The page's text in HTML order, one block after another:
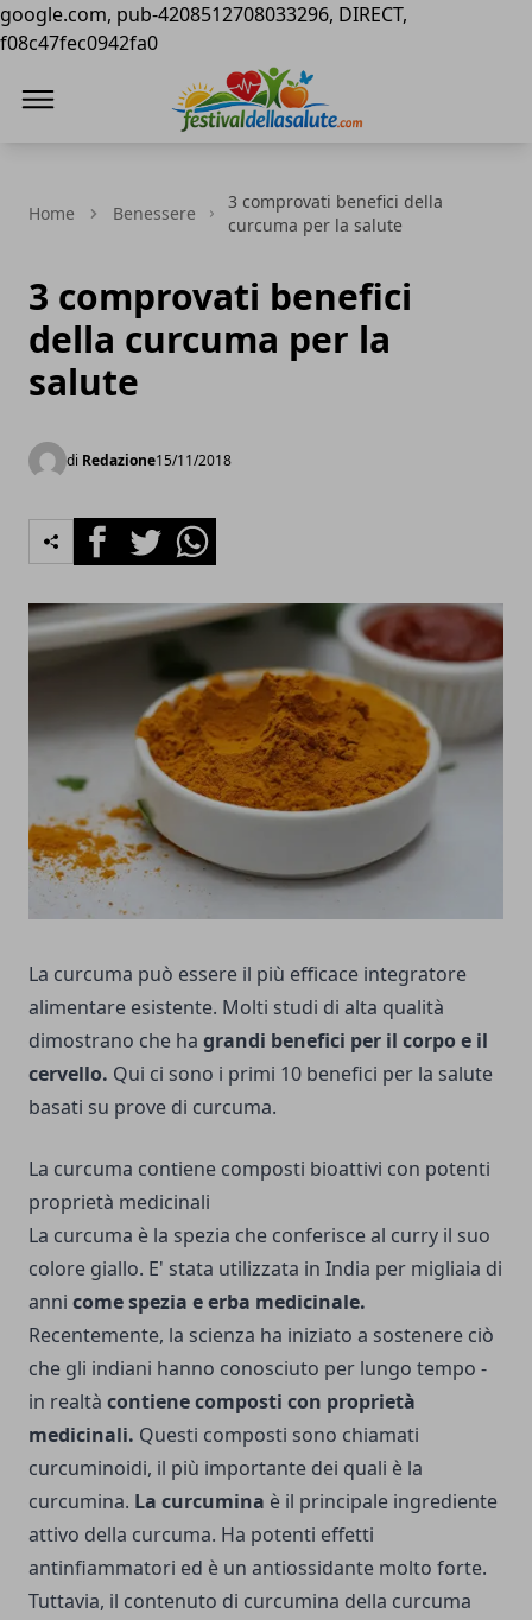
google.com, pub-4208512708033296, DIRECT,
f08c47fec0942fa0
Home Benessere
3 comprovati benefici della
curcuma per la salute
3 comprovati benefici
della curcuma per la
salute
di Redazione15/11/2018
FacebookTwitterWhatsapp
La curcuma può essere il più efficace integratore
alimentare esistente. Molti studi di alta qualità
dimostrano che ha grandi benefici per il corpo e il
cervello. Qui ci sono i primi 10 benefici per la salute
basati su prove di curcuma.
La curcuma contiene composti bioattivi con potenti
proprietà medicinali
La curcuma è la spezia che conferisce al curry il suo
colore giallo. E' stata utilizzata in India per migliaia di
anni come spezia e erba medicinale.
Recentemente, la scienza ha iniziato a sostenere ciò
che gli indiani hanno conosciuto per lungo tempo -
in realtà contiene composti con proprietà
medicinali. Questi composti sono chiamati
curcuminoidi, il più importante dei quali è la
curcumina. La curcumina è il principale ingrediente
attivo della curcuma. Ha potenti effetti
antinfiammatori ed è un antiossidante molto forte.
Tuttavia, il contenuto di curcumina della curcuma